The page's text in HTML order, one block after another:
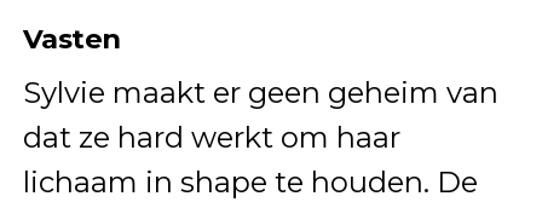
Vasten
Sylvie maakt er geen geheim van
dat ze hard werkt om haar
lichaam in shape te houden. De